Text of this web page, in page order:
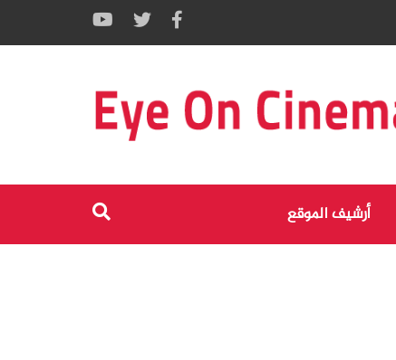
أرشيف الموقع